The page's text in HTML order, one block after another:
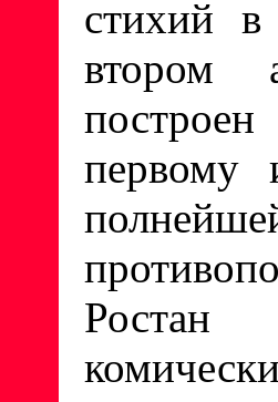
стихий
втором
первому
Ростан